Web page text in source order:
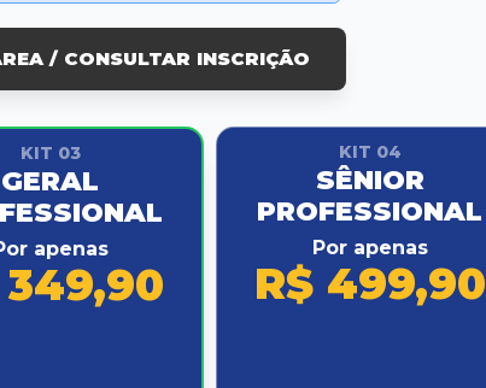
/ CONSULTAR INSCRIÇÃO
KIT 03
GERAL
apenas
349,90
KIT 04
SÊNIOR
PROFESSIONAL
Por apenas
R$ 499,90